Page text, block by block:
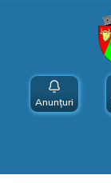
Anunțuri